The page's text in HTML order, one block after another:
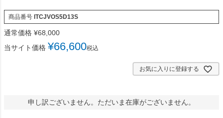
商品番号 ITCJVOS5D13S
通常価格 ¥68,000
当サイト価格 ¥66,600税込
お気に入りに登録する
申し訳ございません。ただいま在庫がございません。